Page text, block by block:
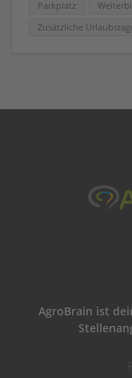
Parkplatz
Zusätzliche
AgroBrain ist